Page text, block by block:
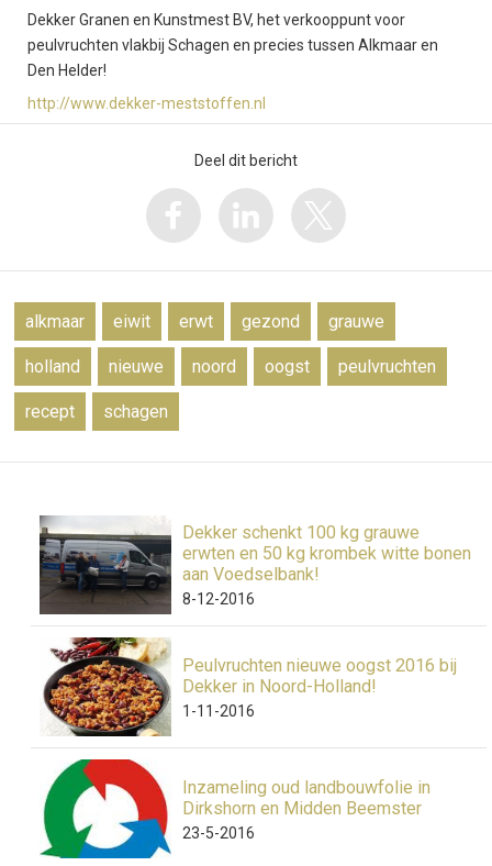
Dekker Granen en Kunstmest BV, het verkooppunt voor
peulvruchten vlakbij Schagen en precies tussen Alkmaar en
Den Helder!
http://www.dekker-meststoffen.nl
Deel dit bericht
alkmaar eiwit erwt gezond grauwe
holland nieuwe noord oogst peulvruchten
recept schagen
Dekker schenkt 100 kg grauwe
erwten en 50 kg krombek witte bonen
aan Voedselbank!
8-12-2016
Peulvruchten nieuwe oogst 2016 bij
Dekker in Noord-Holland!
1-11-2016
Inzameling oud landbouwfolie in
Dirkshorn en Midden Beemster
23-5-2016